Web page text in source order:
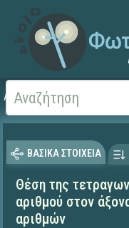
Αρχική
ΒΑΣΙΚΑ ΣΤΟΙΧΕΙΑ
Θέση της
αριθμού στον
αριθμών